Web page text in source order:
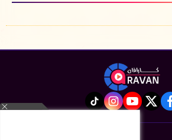
facebook
twitter
youtube
instagram
tiktok